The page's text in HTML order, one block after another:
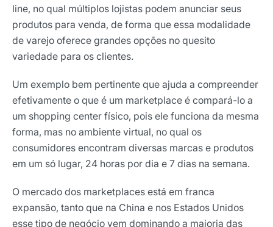
line, no qual múltiplos lojistas podem anunciar seus
produtos para venda, de forma que essa modalidade
de varejo oferece grandes opções no quesito
variedade para os clientes.
Um exemplo bem pertinente que ajuda a compreender
efetivamente o que é um marketplace é compará-lo a
um shopping center físico, pois ele funciona da mesma
forma, mas no ambiente virtual, no qual os
consumidores encontram diversas marcas e produtos
em um só lugar, 24 horas por dia e 7 dias na semana.
O mercado dos marketplaces está em franca
expansão, tanto que na China e nos Estados Unidos
esse tipo de negócio vem dominando a maioria das